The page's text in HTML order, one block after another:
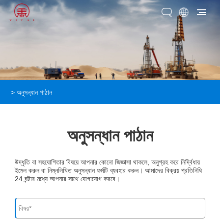
> অনুসন্ধান পাঠান
অনুসন্ধান পাঠান
উদ্ধৃতি বা সহযোগিতার বিষয়ে আপনার কোনো জিজ্ঞাসা থাকলে, অনুগ্রহ করে নির্দ্বিধায়
ইমেল করুন বা নিম্নলিখিত অনুসন্ধান ফর্মটি ব্যবহার করুন। আমাদের বিক্রয় প্রতিনিধি
24 ঘন্টার মধ্যে আপনার সাথে যোগাযোগ করবে।